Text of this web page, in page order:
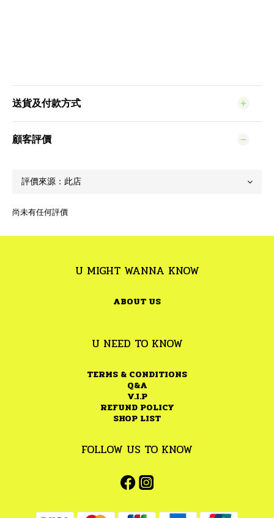
送貨及付款方式
顧客評價
尚未有任何評價
U MIGHT WANNA KNOW
ABOUT US
U NEED TO KNOW
TERMS & CONDITIONS
Q&A
V.I.P
REFUND POLICY
SHOP LIST
FOLLOW US TO KNOW